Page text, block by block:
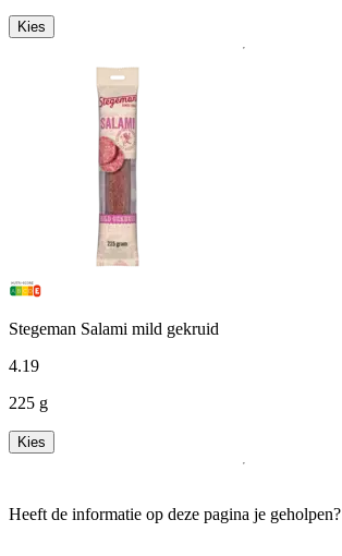
Kies
Stegeman Salami mild gekruid
4.19
225 g
Kies
Heeft de informatie op deze pagina je geholpen?